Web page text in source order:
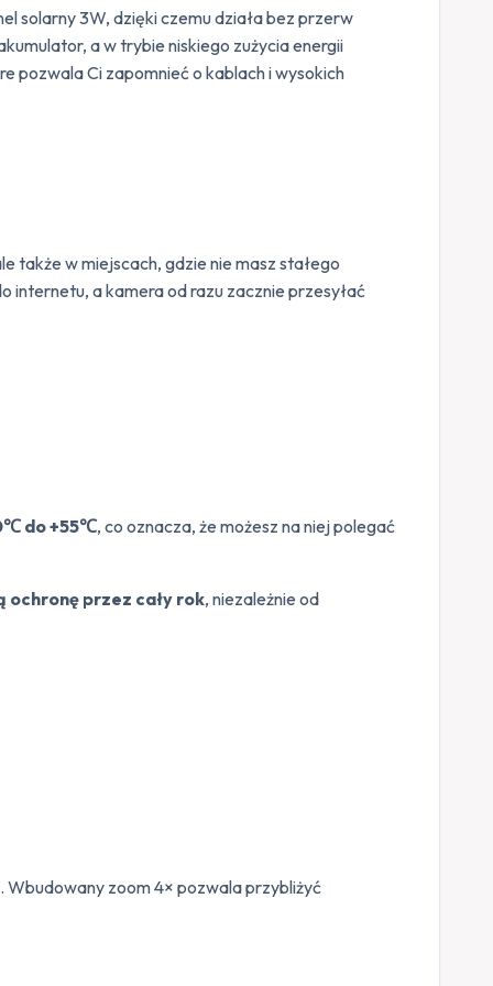
solarny 3W, dzięki czemu działa bez przerw
a w trybie niskiego zużycia energii
pozwala Ci zapomnieć o kablach i wysokich
także w miejscach, gdzie nie masz stałego
internetu, a kamera od razu zacznie przesyłać
do +55℃, co oznacza, że możesz na niej polegać
ochronę przez cały rok, niezależnie od
zoom 4× pozwala przybliżyć